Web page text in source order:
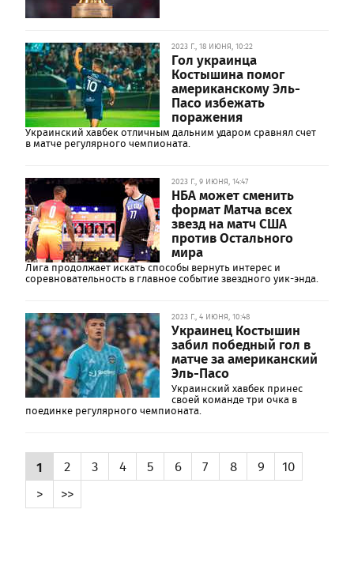
2023 Г., 18 ИЮНЯ, 10:22
Гол украинца
Костышина помог
американскому Эль-
Пасо избежать
поражения
Украинский хавбек отличным дальним ударом сравнял счет
в матче регулярного чемпионата.
2023 Г., 9 ИЮНЯ, 14:47
НБА может сменить
формат Матча всех
звезд на матч США
против Остального
мира
Лига продолжает искать способы вернуть интерес и
соревновательность в главное событие звездного уик-энда.
2023 Г., 4 ИЮНЯ, 10:48
Украинец Костышин
забил победный гол в
матче за американский
Эль-Пасо
Украинский хавбек принес
своей команде три очка в
поединке регулярного чемпионата.
1 2 3 4 5 6 7 8 9
10
>
>>